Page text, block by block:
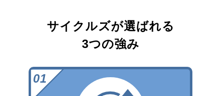
サイクルズが選ばれる
3つの強み